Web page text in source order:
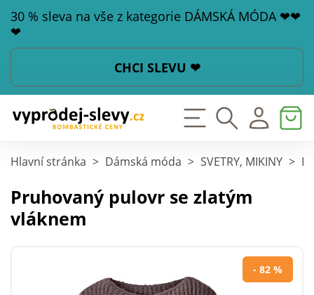
30 % sleva na vše z kategorie DÁMSKÁ MÓDA ❤❤
❤
CHCI SLEVU ❤
Hlavní stránka > Dámská móda > SVETRY, MIKINY >
Pruhovaný pulovr se zlatým
vláknem
- 82 %